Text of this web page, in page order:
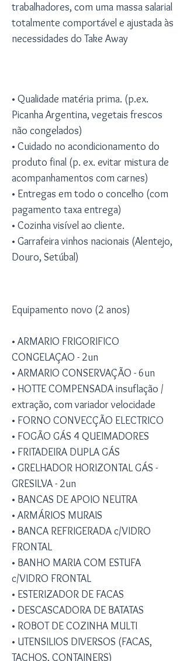
trabalhadores, com uma massa salarial
totalmente comportável e ajustada às
necessidades do Take Away
• Qualidade matéria prima. (p.ex.
Picanha Argentina, vegetais frescos
não congelados)
• Cuidado no acondicionamento do
produto final (p. ex. evitar mistura de
acompanhamentos com carnes)
• Entregas em todo o concelho (com
pagamento taxa entrega)
• Cozinha visível ao cliente.
• Garrafeira vinhos nacionais (Alentejo,
Douro, Setúbal)
Equipamento novo (2 anos)
• ARMARIO FRIGORIFICO
CONGELAÇAO - 2un
• ARMARIO CONSERVAÇÃO - 6un
• HOTTE COMPENSADA insuflação /
extração, com variador velocidade
• FORNO CONVECÇÃO ELECTRICO
• FOGÃO GÁS 4 QUEIMADORES
• FRITADEIRA DUPLA GÁS
• GRELHADOR HORIZONTAL GÁS -
GRESILVA - 2un
• BANCAS DE APOIO NEUTRA
• ARMÁRIOS MURAIS
• BANCA REFRIGERADA c/VIDRO
FRONTAL
• BANHO MARIA COM ESTUFA
c/VIDRO FRONTAL
• ESTERIZADOR DE FACAS
• DESCASCADORA DE BATATAS
• ROBOT DE COZINHA MULTI
• UTENSILIOS DIVERSOS (FACAS,
TACHOS, CONTAINERS)